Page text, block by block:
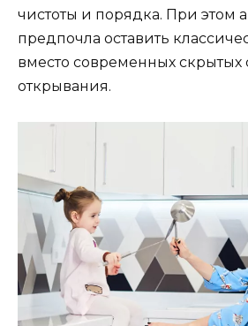
чистоты и порядка. При этом
предпочла оставить
вместо современных скрытых
открывания.